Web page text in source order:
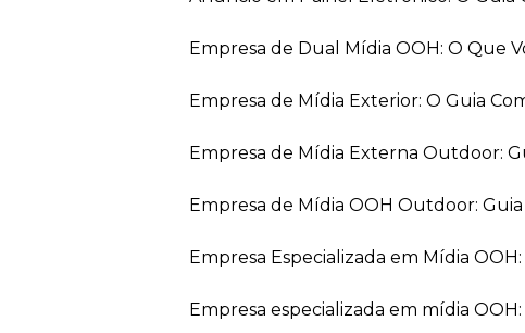
Empresa de Dual Mídia OOH: O Que
Empresa de Mídia Exterior: O Guia
Empresa de Mídia Externa Outdoor:
Empresa de Mídia OOH Outdoor:
Empresa Especializada em Mídia
Empresa especializada em mídia